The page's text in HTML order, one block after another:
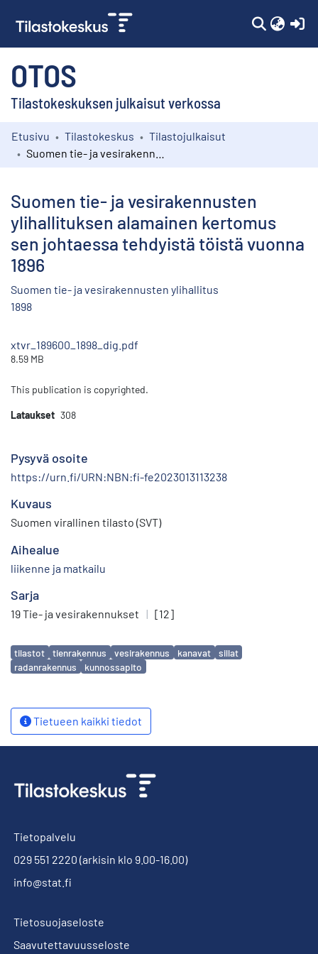
OTOS
Tilastokeskuksen julkaisut verkossa
Kokoelmat
Etusivu Tilastokeskus
Tilastojulkaisut
Suomen tie- ja vesirakennusten
ylihallituksen alamainen kertomus
sen johtaessa tehdyistä töistä vuonna
1896
Suomen tie- ja vesirakennusten ylihallitus
1898
xtvr_189600_1898_dig.pdf
8.59 MB
This publication is copyrighted.
Lataukset 308
Pysyvä osoite
https://urn.fi/URN:NBN:fi-fe2023013113238
Kuvaus
Suomen virallinen tilasto (SVT)
Aihealue
liikenne ja matkailu
Sarja
19 Tie- ja vesirakennukset | [12]
Avainsanat
tilastot tienrakennus vesirakennus kanavat
sillat
radanrakennus
kunnossapito
Tietueen kaikki tiedot
Tietopalvelu
029 551 2220 (arkisin klo 9.00-16.00)
info@stat.fi
Tietosuojaseloste
Saavutettavuusseloste